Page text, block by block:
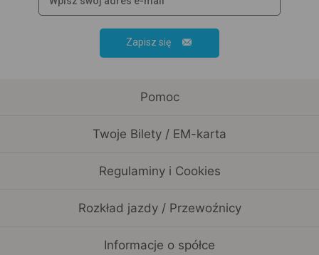
Zapisz się
Pomoc
Twoje Bilety / EM-karta
Regulaminy i Cookies
Rozkład jazdy / Przewoźnicy
Informacje o spółce